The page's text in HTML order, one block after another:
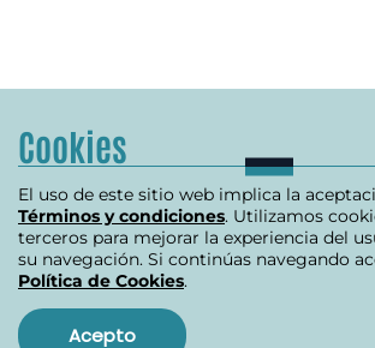
Cookies
El uso de este sitio web implica la
Términos y condiciones. Utilizamos
terceros para mejorar la experiencia del
su navegación. Si continúas navegando
Política de Cookies.
Acepto